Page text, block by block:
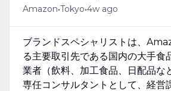
Amazon•Tokyo•4w ago
ブランドスペシャリストは、
る主要取引先である国内の大手食
業者（飲料、加工食品、日配品な
専任コンサルタントとして、経営